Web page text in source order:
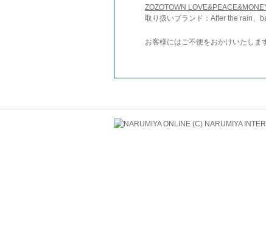
ZOZOTOWN
取り扱いブランド：After the rain、
お客様にはご不便をおかけいたしま